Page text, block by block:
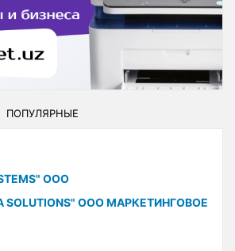
ПОПУЛЯРНЫЕ
ООО
SOLUTIONS" ООО МАРКЕТИНГОВОЕ